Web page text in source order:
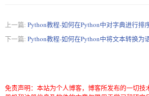
上一篇: Python教程-如何在Python中对字典进行排
下一篇: Python教程-如何在Python中将文本转换为
免责声明：本站为个人博客，博客所发布的一切技